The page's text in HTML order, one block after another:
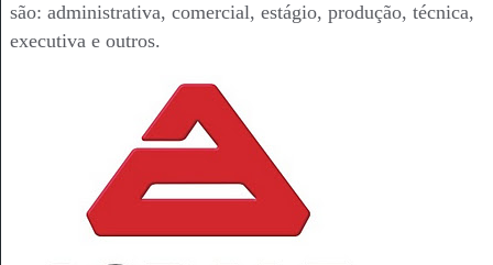
são: administrativa, comercial, estágio, produção, técnica,
executiva e outros.